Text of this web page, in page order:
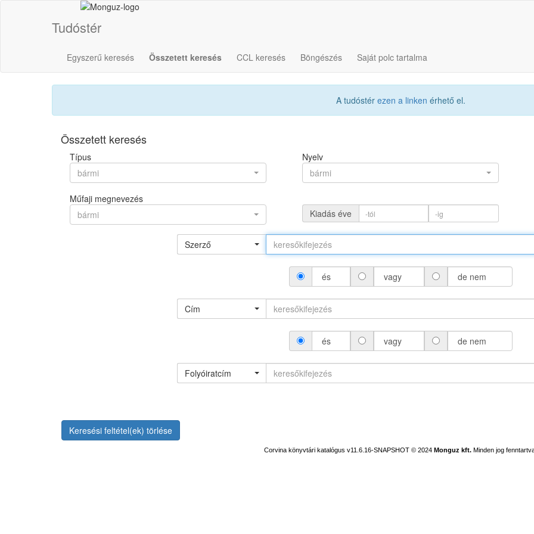
Tudóstér
Egyszerű keresés Összetett keresés CCL keresés Böngészés Saját polc tartalma
A tudóstér ezen a linken érhető el.
Összetett keresés
Típus
bármi
Nyelv
bármi
Műfaji megnevezés
bármi
Kiadás éve
Szerző
és vagy de nem
Cím
és vagy de nem
Folyóiratcím
Keresési feltétel(ek) törlése
Corvina könyvtári katalógus v11.6.16-SNAPSHOT © 2024 Monguz kft. Minden jog